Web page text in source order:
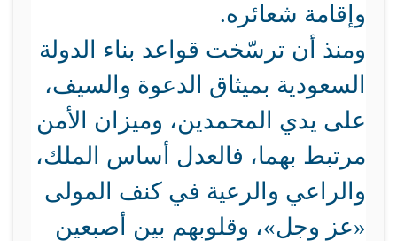
وإقامة شعائره.
ومنذ أن ترسّخت قواعد بناء الدولة
السعودية بميثاق الدعوة والسيف،
على يدي المحمدين، وميزان الأمن
مرتبط بهما، فالعدل أساس الملك،
والراعي والرعية في كنف المولى
«عز وجل»، وقلوبهم بين أصبعين